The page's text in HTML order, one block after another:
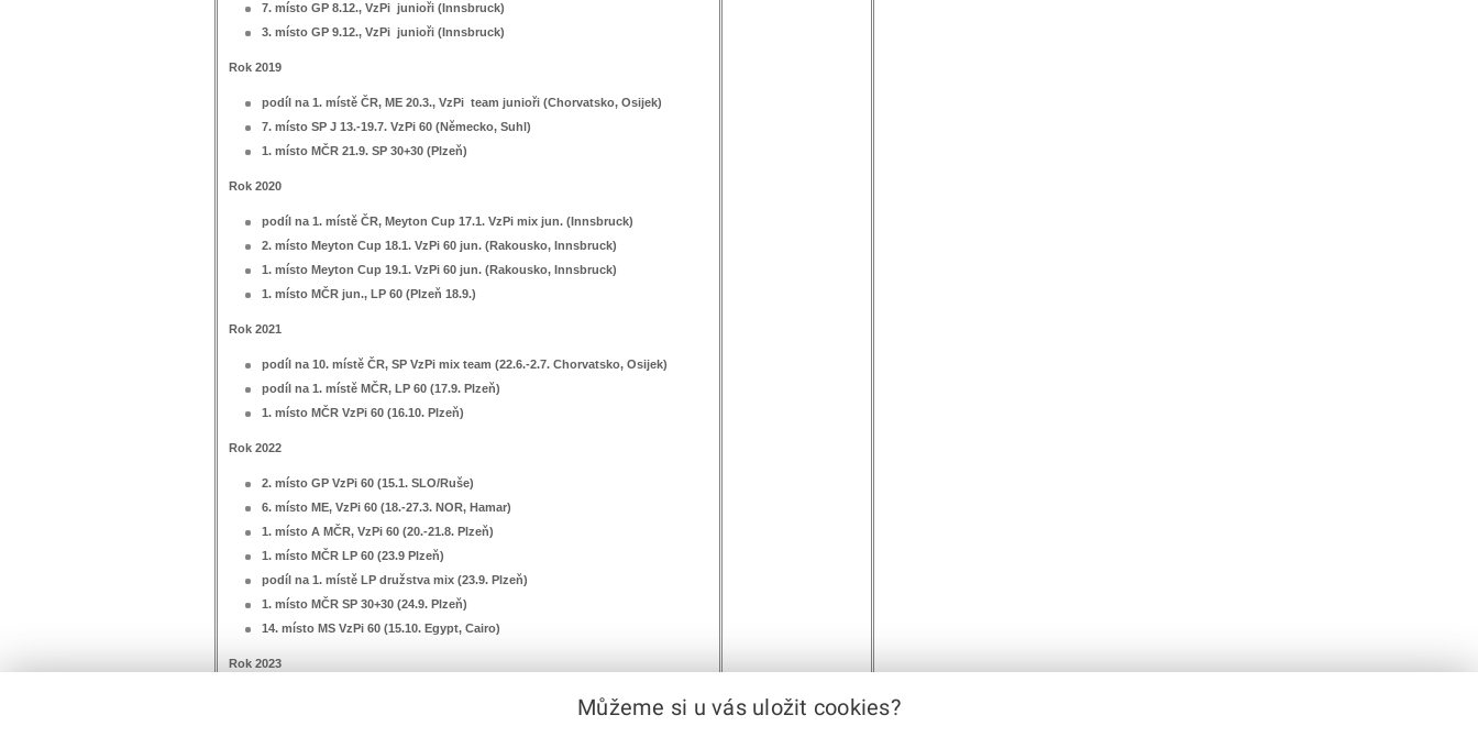
7. místo GP 8.12., VzPi junioři (Innsbruck)
3. místo GP 9.12., VzPi junioři (Innsbruck)
Rok 2019
podíl na 1. místě ČR, ME 20.3., VzPi team junioři (Chorvatsko, Osijek)
7. místo SP J 13.-19.7. VzPi 60 (Německo, Suhl)
1. místo MČR 21.9. SP 30+30 (Plzeň)
Rok 2020
podíl na 1. místě ČR, Meyton Cup 17.1. VzPi mix jun. (Innsbruck)
2. místo Meyton Cup 18.1. VzPi 60 jun. (Rakousko, Innsbruck)
1. místo Meyton Cup 19.1. VzPi 60 jun. (Rakousko, Innsbruck)
1. místo MČR jun., LP 60 (Plzeň 18.9.)
Rok 2021
podíl na 10. místě ČR, SP VzPi mix team (22.6.-2.7. Chorvatsko, Osijek)
podíl na 1. místě MČR, LP 60 (17.9. Plzeň)
1. místo MČR VzPi 60 (16.10. Plzeň)
Rok 2022
2. místo GP VzPi 60 (15.1. SLO/Ruše)
6. místo ME, VzPi 60 (18.-27.3. NOR, Hamar)
1. místo A MČR, VzPi 60 (20.-21.8. Plzeň)
1. místo MČR LP 60 (23.9 Plzeň)
podíl na 1. místě LP družstva mix (23.9. Plzeň)
1. místo MČR SP 30+30 (24.9. Plzeň)
14. místo MS VzPi 60 (15.10. Egypt, Cairo)
Rok 2023
podíl na 6. místě ČR, EH Mix VzPi (23.6. POL, Krakov), podíl na 5. místě ČR,Můžeme si u vás uložit cookies?